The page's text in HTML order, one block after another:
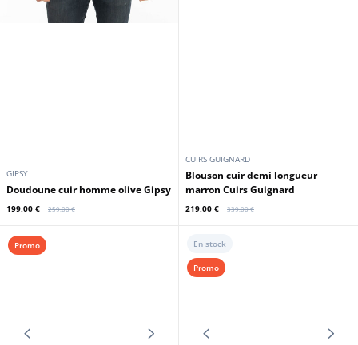
Veste courte peau homme marron
foncé
199,00 € 379,00 €
CUIRS GUIGNARD
Veste courte cuir homme marron
Cuirs Guignard
159,00 € 379,00 €
Promo Promo